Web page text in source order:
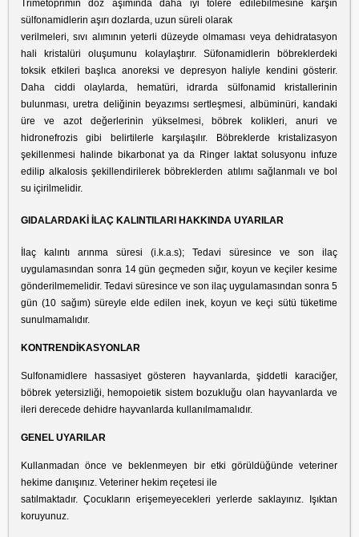
Trimetoprimin doz aşımında daha iyi tolere edilebilmesine karşın
sülfonamidlerin aşırı dozlarda, uzun süreli olarak
verilmeleri, sıvı alımının yeterli düzeyde olmaması veya dehidratasyon
hali kristalüri oluşumunu kolaylaştırır. Süfonamidlerin böbreklerdeki
toksik etkileri başlıca anoreksi ve depresyon haliyle kendini gösterir.
Daha ciddi olaylarda, hematüri, idrarda sülfonamid kristallerinin
bulunması, uretra deliğinin beyazımsı sertleşmesi, albüminüri, kandaki
üre ve azot değerlerinin yükselmesi, böbrek kolikleri, anuri ve
hidronefrozis gibi belirtilerle karşılaşılır. Böbreklerde kristalizasyon
şekillenmesi halinde bikarbonat ya da Ringer laktat solusyonu infuze
edilip alkalosis şekillendirilerek böbreklerden atılımı sağlanmalı ve bol
su içirilmelidir.
GIDALARDAKİ İLAÇ KALINTILARI HAKKINDA UYARILAR
İlaç kalıntı arınma süresi (i.k.a.s); Tedavi süresince ve son ilaç
uygulamasından sonra 14 gün geçmeden sığır, koyun ve keçiler kesime
gönderilmemelidir. Tedavi süresince ve son ilaç uygulamasından sonra 5
gün (10 sağım) süreyle elde edilen inek, koyun ve keçi sütü tüketime
sunulmamalıdır.
KONTRENDİKASYONLAR
Sulfonamidlere hassasiyet gösteren hayvanlarda, şiddetli karaciğer,
böbrek yetersizliği, hemopoietik sistem bozukluğu olan hayvanlarda ve
ileri derecede dehidre hayvanlarda kullanılmamalıdır.
GENEL UYARILAR
Kullanmadan önce ve beklenmeyen bir etki görüldüğünde veteriner
hekime danışınız. Veteriner hekim reçetesi ile
satılmaktadır. Çocukların erişemeyecekleri yerlerde saklayınız. Işıktan
koruyunuz.